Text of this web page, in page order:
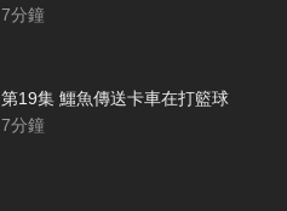
7分鐘
第19集 鱷魚傳送卡車在打籃球
7分鐘